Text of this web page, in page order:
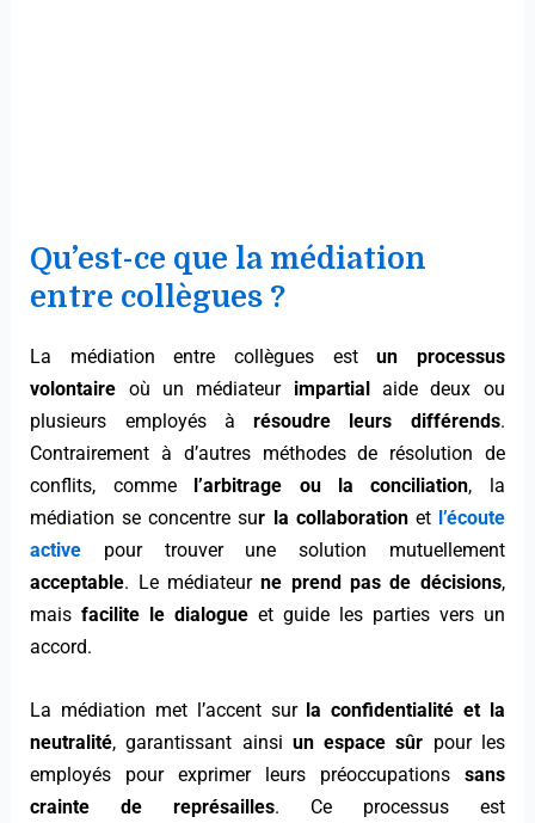
Qu’est-ce que la médiation
entre collègues ?
La médiation entre collègues estun processus
volontaire où un médiateur impartialaide deux ou
plusieurs employés àrésoudre leurs différends.
Contrairement à d’autres méthodes de résolution de
conflits, commel’arbitrage ou la conciliation, la
médiation se concentre sur la collaborationet l’écoute
active pour trouver une solution mutuellement
acceptable. Le médiateurne prend pas de décisions,
mais facilite le dialogue et guide les parties vers un
accord.
La médiation met l’accent sur la confidentialité et la
neutralité, garantissant ainsi un espace sûr pour les
employés pour exprimer leurs préoccupations sans
crainte de représailles. Ce processus est